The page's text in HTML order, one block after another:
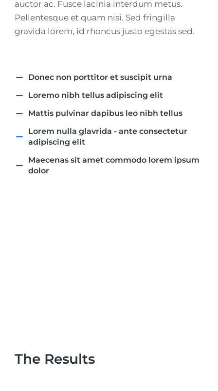
auctor ac. Fusce lacinia interdum metus.
Pellentesque et quam nisi. Sed fringilla
gravida lorem, id rhoncus justo egestas sed.
Donec non porttitor et suscipit urna
Loremo nibh tellus adipiscing elit
Mattis pulvinar dapibus leo nibh tellus
Lorem nulla glavrida - ante consectetur
adipiscing elit
Maecenas sit amet commodo lorem ipsum
dolor
The Results